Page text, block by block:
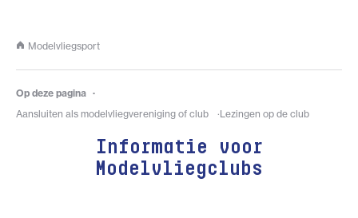
Modelvliegsport
Op deze pagina
Aansluiten als modelvliegvereniging of club
Lezingen op de club
Informatie voor
Modelvliegclubs